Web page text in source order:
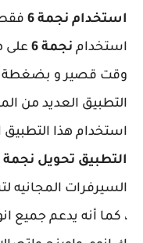
استخدام نجمة 6
استخدام نجمة 6
وقت قصير و بضغطة
التطبيق العديد من
استخدام هذا التطبيق
التطبيق تحويل نجمة 6 الى نجمة 3
السيرفرات المجانيه
، كما أنه يدعم جميع